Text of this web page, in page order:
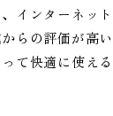
インターネッ
らの評価が高
て快適に使え